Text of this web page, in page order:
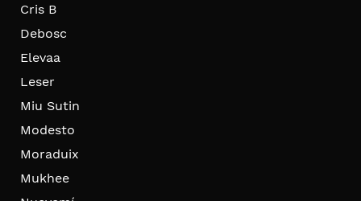
Cris B
Debosc
Elevaa
Leser
Miu Sutin
Modesto
Moraduix
Mukhee